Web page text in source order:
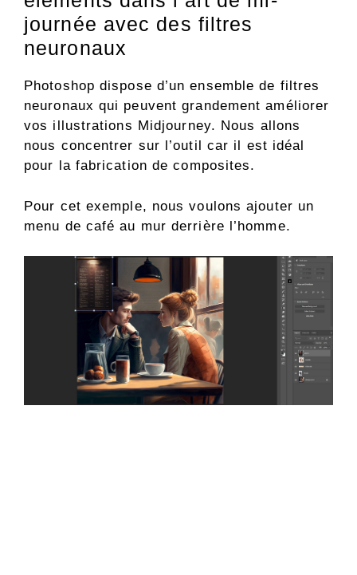
journée avec des filtres
neuronaux
Photoshop dispose d’un ensemble de filtres
neuronaux qui peuvent grandement améliorer
vos illustrations Midjourney. Nous allons
nous concentrer sur l’outil car il est idéal
pour la fabrication de composites.
Pour cet exemple, nous voulons ajouter un
menu de café au mur derrière l’homme.